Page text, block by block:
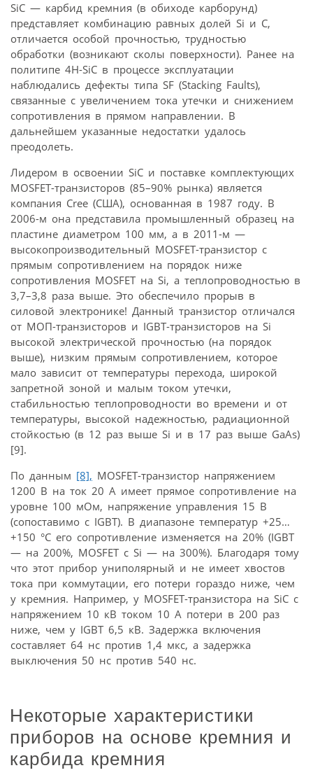
SiC — карбид кремния (в обиходе карборунд)
представляет комбинацию равных долей Si и C,
отличается особой прочностью, трудностью
обработки (возникают сколы поверхности). Ранее на
политипе 4Н-SiC в процессе эксплуатации
наблюдались дефекты типа SF (Stacking Faults),
связанные с увеличением тока утечки и снижением
сопротивления в прямом направлении. В
дальнейшем указанные недостатки удалось
преодолеть.
Лидером в освоении SiC и поставке комплектующих
MOSFET-транзисторов (85–90% рынка) является
компания Сree (США), основанная в 1987 году. В
2006-м она представила промышленный образец на
пластине диаметром 100 мм, а в 2011-м —
высокопроизводительный MOSFET-транзистор с
прямым сопротивлением на порядок ниже
сопротивления MOSFET на Si, а теплопроводностью в
3,7–3,8 раза выше. Это обеспечило прорыв в
силовой электронике! Данный транзистор отличался
от МОП-транзисторов и IGBT-транзисторов на Si
высокой электрической прочностью (на порядок
выше), низким прямым сопротивлением, которое
мало зависит от температуры перехода, широкой
запретной зоной и малым током утечки,
стабильностью теплопроводности во времени и от
температуры, высокой надежностью, радиационной
стойкостью (в 12 раз выше Si и в 17 раз выше GaAs)
[9].
По данным [8], MOSFET-транзистор напряжением
1200 В на ток 20 А имеет прямое сопротивление на
уровне 100 мОм, напряжение управления 15 В
(сопоставимо с IGBT). В диапазоне температур +25…
+150 °С его сопротивление изменяется на 20% (IGBT
— на 200%, MOSFET c Si — на 300%). Благодаря тому
что этот прибор униполярный и не имеет хвостов
тока при коммутации, его потери гораздо ниже, чем
у кремния. Например, у MOSFET-транзистора на SiC c
напряжением 10 кВ током 10 А потери в 200 раз
ниже, чем у IGBT 6,5 кВ. Задержка включения
составляет 64 нс против 1,4 мкс, а задержка
выключения 50 нс против 540 нс.
Некоторые характеристики
приборов на основе кремния и
карбида кремния